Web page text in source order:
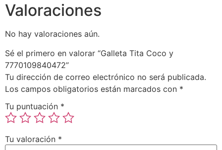
Valoraciones
No hay valoraciones aún.
Sé el primero en valorar “Galleta Tita Coco y
7770109840472”
Tu dirección de correo electrónico no será publicada.
Los campos obligatorios están marcados con *
Tu puntuación *
Tu valoración *